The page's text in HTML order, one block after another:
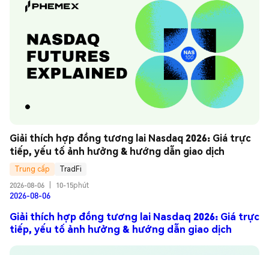
Giải thích hợp đồng tương lai Nasdaq 2026: Giá trực
tiếp, yếu tố ảnh hưởng & hướng dẫn giao dịch
Trung cấp
TradFi
2026-08-06
10-15phút
2026-08-06
Giải thích hợp đồng tương lai Nasdaq 2026: Giá trực
tiếp, yếu tố ảnh hưởng & hướng dẫn giao dịch